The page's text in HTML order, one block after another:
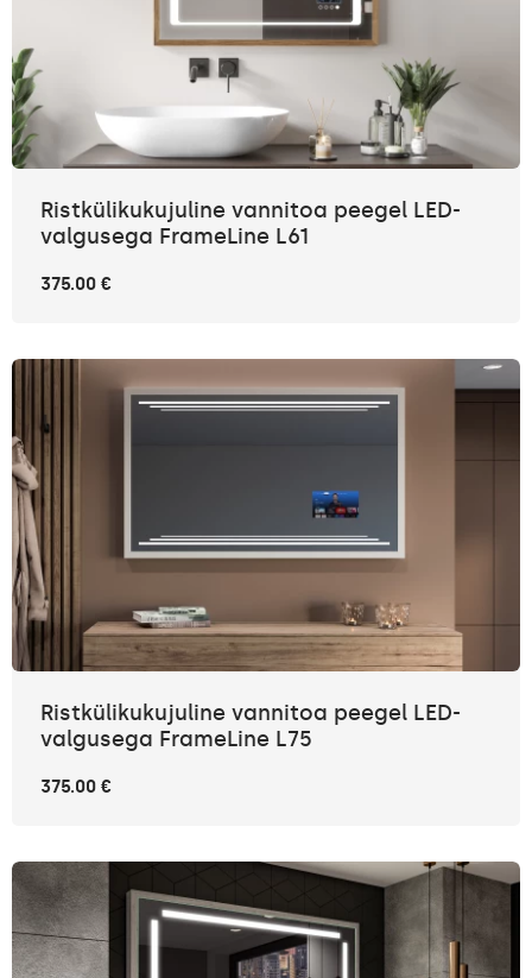
Ristkülikukujuline vannitoa peegel LED-
valgusega FrameLine L61
375.00 €
Ristkülikukujuline vannitoa peegel LED-
valgusega FrameLine L75
375.00 €